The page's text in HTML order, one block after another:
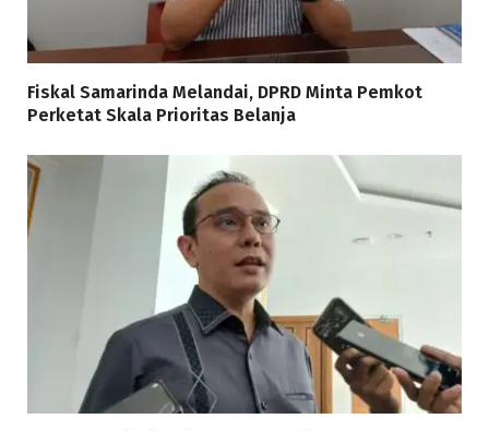
Fiskal Samarinda Melandai, DPRD Minta Pemkot
Perketat Skala Prioritas Belanja